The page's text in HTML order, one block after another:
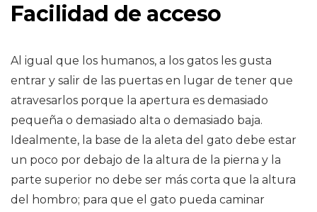
Facilidad de acceso
Al igual que los humanos, a los gatos les gusta
entrar y salir de las puertas en lugar de tener que
atravesarlos porque la apertura es demasiado
pequeña o demasiado alta o demasiado baja.
Idealmente, la base de la aleta del gato debe estar
un poco por debajo de la altura de la pierna y la
parte superior no debe ser más corta que la altura
del hombro; para que el gato pueda caminar